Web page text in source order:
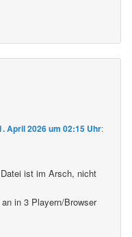
April 2026 um 02:15 Uhr:
ist im Arsch, nicht
in 3 Playern/Browser